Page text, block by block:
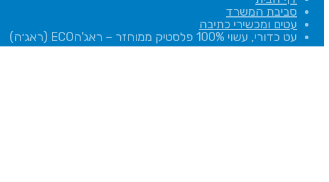
סביבת המשרד
עטים ומכשירי כתיבה
עט כדורי, עשוי 100% פלסטיק ממוחזר – ראג'הECO (ראג׳ה)